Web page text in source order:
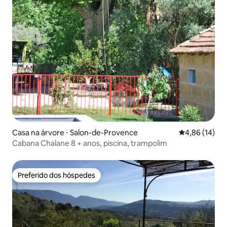
Casa na árvore ⋅ Salon-de-Provence 4,86 de uma
4,86 (14)
Cabana Chalane 8 + anos, piscina, trampolim
Preferido dos hóspedes
Preferido dos hóspedes